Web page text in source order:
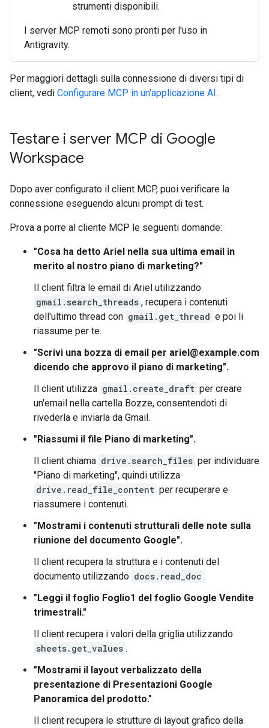
strumenti disponibili.
I server MCP remoti sono pronti per l'uso in
Antigravity.
Per maggiori dettagli sulla connessione di diversi tipi di
client, vedi Configurare MCP in un'applicazione AI.
Testare i server MCP di Google
Workspace
Dopo aver configurato il client MCP, puoi verificare la
connessione eseguendo alcuni prompt di test.
Prova a porre al cliente MCP le seguenti domande:
"Cosa ha detto Ariel nella sua ultima email in
merito al nostro piano di marketing?"
Il client filtra le email di Ariel utilizzando
gmail.search_threads , recupera i contenuti
dell'ultimo thread con gmail.get_thread e poi li
riassume per te.
"Scrivi una bozza di email per ariel@example.com
dicendo che approvo il piano di marketing".
Il client utilizza gmail.create_draft per creare
un'email nella cartella Bozze, consentendoti di
rivederla e inviarla da Gmail.
"Riassumi il file Piano di marketing".
Il client chiama drive.search_files per individuare
"Piano di marketing", quindi utilizza
drive.read_file_content per recuperare e
riassumere i contenuti.
"Mostrami i contenuti strutturali delle note sulla
riunione del documento Google".
Il client recupera la struttura e i contenuti del
documento utilizzando docs.read_doc .
"Leggi il foglio Foglio1 del foglio Google Vendite
trimestrali."
Il client recupera i valori della griglia utilizzando
sheets.get_values .
"Mostrami il layout verbalizzato della
presentazione di Presentazioni Google
Panoramica del prodotto."
Il client recupera le strutture di layout grafico della